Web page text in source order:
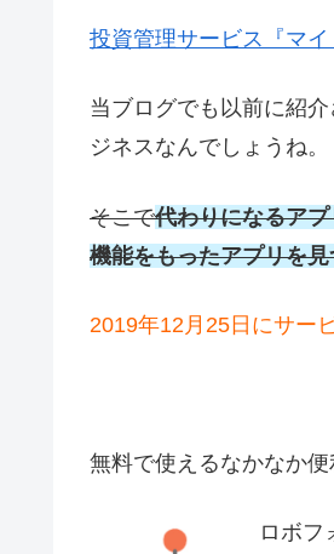
投資管理サービス『マ
当ブログでも以前に紹
ジネスなんでしょうね。
そこで代わりになるア
機能をもったアプリを
2019年12月25日にサー
無料で使えるなかなか便
ロボフ